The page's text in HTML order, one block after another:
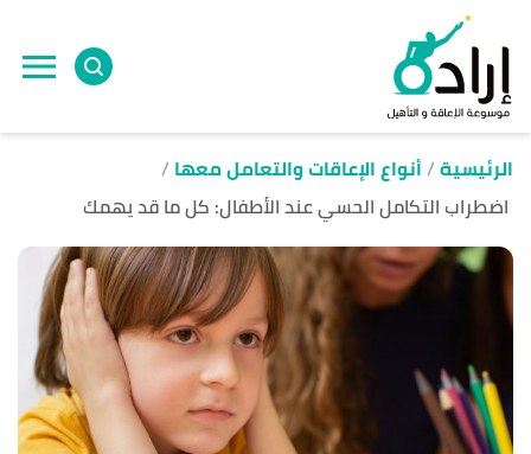
الرئيسية أنواع الإعاقات والتعامل معها
اضطراب التكامل الحسي عند الأطفال: كل ما قد يهمك